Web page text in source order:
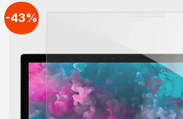
-43%